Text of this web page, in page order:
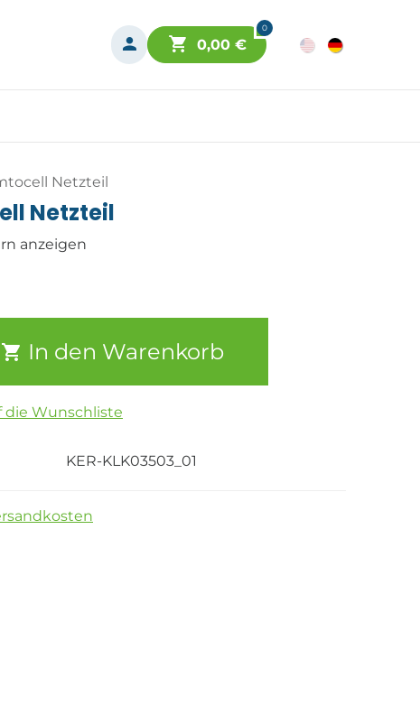
0
0,00€
Netzteil
Netzteil
anzeigen
In den Warenkorb
die Wunschliste
KER-KLK03503_01